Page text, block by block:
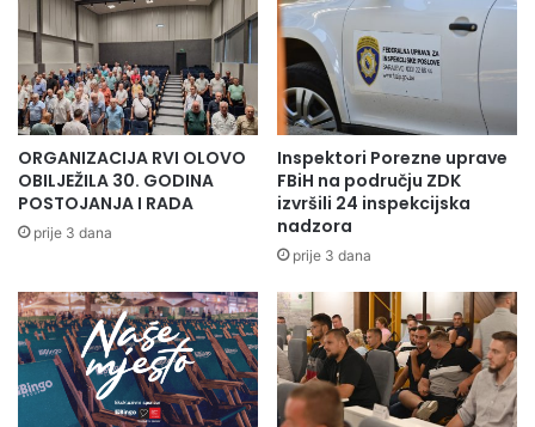
Ljubitelje istraživačkih i adrenalinskih aktivnosti neće
razočarati ni Ponjeračka pećina i prelaženja kroz uske i
široke kanale i pećinske kaskade.
ORGANIZACIJA RVI OLOVO
OBILJEŽILA 30. GODINA
POSTOJANJA I RADA
prije 3 dana
Inspektori Porezne uprave
FBiH na području ZDK
izvršili 24 inspekcijska
nadzora
prije 3 dana